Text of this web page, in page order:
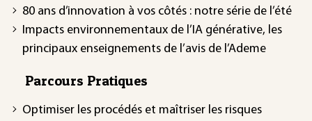
80 ans d’innovation à vos côtés : notre série de l’été
Impacts environnementaux de l’IA générative, les
principaux enseignements de l’avis de l’Ademe
Parcours Pratiques
Optimiser les procédés et maîtriser les risques